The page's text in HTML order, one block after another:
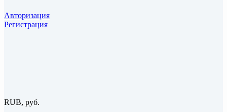
Авторизация
Регистрация
RUB, руб.